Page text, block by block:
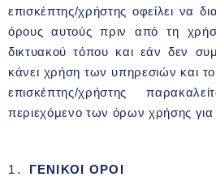
επισκέπτης/χρήστης οφείλει να
όρους αυτούς πριν από τη
δικτυακού τόπου και εάν δεν
κάνει χρήση των υπηρεσιών και
επισκέπτης/χρήστης
περιεχόμενο των όρων χρήσης για
1. ΓΕΝΙΚΟΙ ΟΡΟΙ